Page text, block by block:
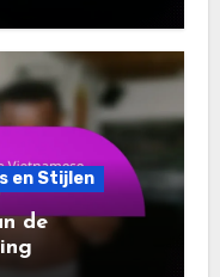
en Stijlen
de